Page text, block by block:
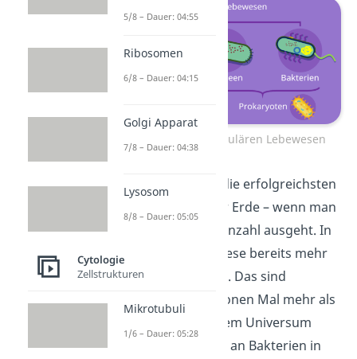
Einteilung der zellulären Lebewesen
Prokaryoten sind die erfolgreichsten
Lebewesen auf der Erde – wenn man
von ihrer Individuenzahl ausgeht. In
den Meeren soll diese bereits mehr
als 3·10
betragen. Das sind
ungefähr 100 Millionen Mal mehr als
es Sterne in unserem Universum
gibt. Allein die Zahl an Bakterien in
5/8 – Dauer: 04:55
Ribosomen
6/8 – Dauer: 04:15
Golgi Apparat
7/8 – Dauer: 04:38
Lysosom
8/8 – Dauer: 05:05
Cytologie
Zellstrukturen
Mikrotubuli
1/6 – Dauer: 05:28